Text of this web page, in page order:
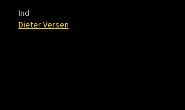
Ind
Dieter Versen